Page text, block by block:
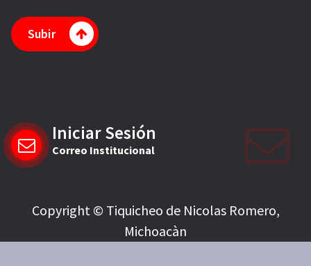
Subir
Iniciar Sesión
Correo Institucional
Copyright © Tiquicheo de Nicolas Romero,
Michoacàn